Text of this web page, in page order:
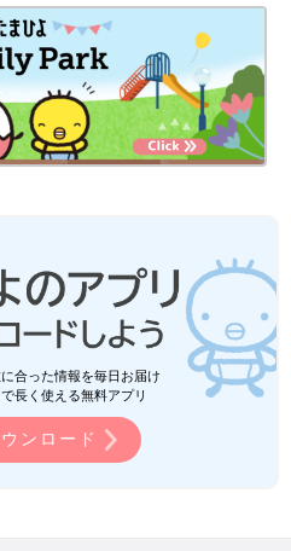
合った情報を毎日お届け
長く使える無料アプリ
ンロード